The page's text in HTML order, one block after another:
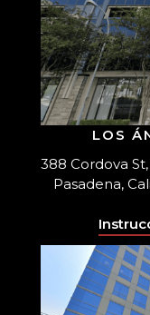
LOS
388 Cordova
Pasadena,